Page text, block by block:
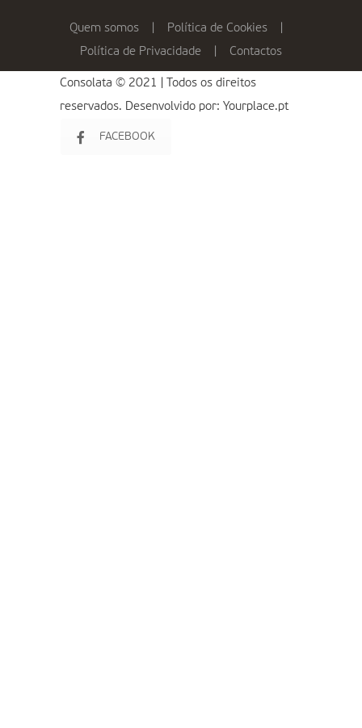
Quem somos Política de Cookies
Política de Privacidade
Contactos
Consolata © 2021 | Todos os direitos
reservados. Desenvolvido por: Yourplace.pt
FACEBOOK